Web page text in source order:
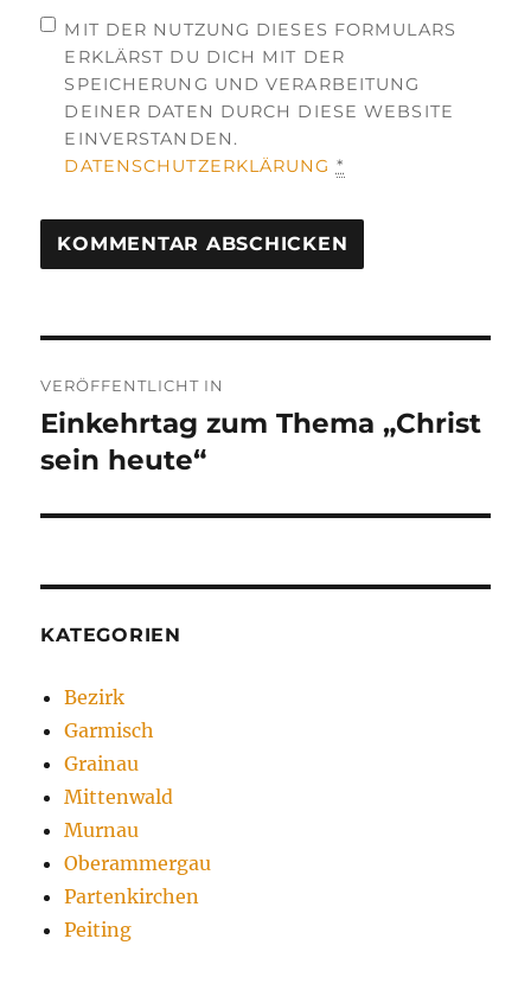
MIT DER NUTZUNG DIESES FORMULARS
ERKLÄRST DU DICH MIT DER
SPEICHERUNG UND VERARBEITUNG
DEINER DATEN DURCH DIESE WEBSITE
EINVERSTANDEN.
DATENSCHUTZERKLÄRUNG *
VERÖFFENTLICHT IN
Einkehrtag zum Thema „Christ
sein heute“
KATEGORIEN
Bezirk
Garmisch
Grainau
Mittenwald
Murnau
Oberammergau
Partenkirchen
Peiting